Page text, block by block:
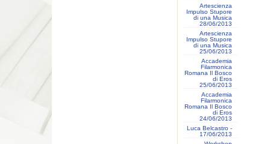
Artescienza
Impulso Stupore
di una Musica
28/06/2013
Artescienza
Impulso Stupore
di una Musica
25/06/2013
Accademia
Filarmonica
Romana Il Bosco
di Eros
25/06/2013
Accademia
Filarmonica
Romana Il Bosco
di Eros
24/06/2013
Luca Belcastro -
17/06/2013